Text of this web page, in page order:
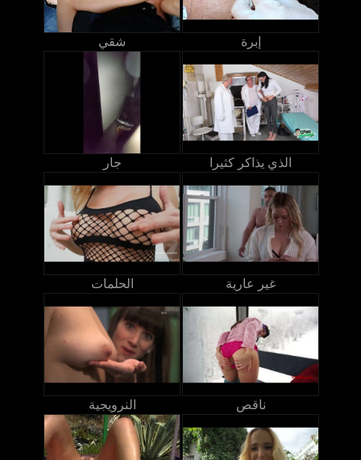
شقي إبرة
جار الذي يذاكر كثيرا
الحلمات غير عارية
النرويجية ناقص